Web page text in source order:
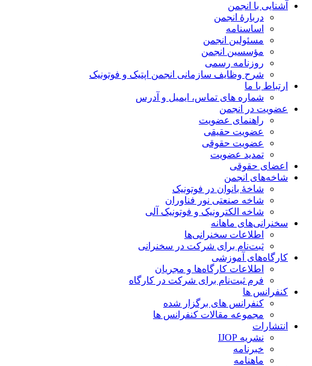
آشنایی با انجمن
دربارۀ انجمن
اساسنامه
مسئولین انجمن
مؤسسین انجمن
روزنامه رسمی
شرح وظایف سازمانی انجمن اپتیک و فوتونیک
ارتباط با ما
شماره های تماس، ایمیل و آدرس
عضویت در انجمن
راهنمای عضویت
عضویت حقیقی
عضویت حقوقی
تمدید عضویت
اعضای حقوقی
شاخه‌های انجمن
شاخۀ بانوان در فوتونیک
شاخه صنعتی نور فناوران
شاخه‌ الکترونیک و فوتونیک آلی
سخنرانی‌های ماهانه
اطلاعات سخنرانی‌‌ها
ثبت‌نام برای شرکت در سخنرانی
کارگاه‌های آموزشی
اطلاعات کارگاه‌ها و مجریان
فرم ثبت‌نام برای شرکت در کارگاه
کنفرانس ها
کنفرانس های برگزار شده
مجموعه مقالات کنفرانس ها
انتشارات
نشریه IJOP
خبرنامه
ماهنامه